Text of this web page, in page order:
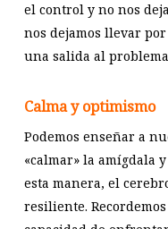
el control y no nos
nos dejamos llevar
una salida al
Calma y optimismo
Podemos enseñar a
«calmar» la amígdala
esta manera, el
resiliente.